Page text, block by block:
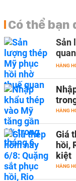
Có thể bạn
Sản
quan
HÀNG
HÀNG
Giá
hồi,
kiệt
HÀNG